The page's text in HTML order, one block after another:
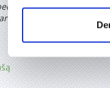
šiuolaikiški
Kreipkitės –